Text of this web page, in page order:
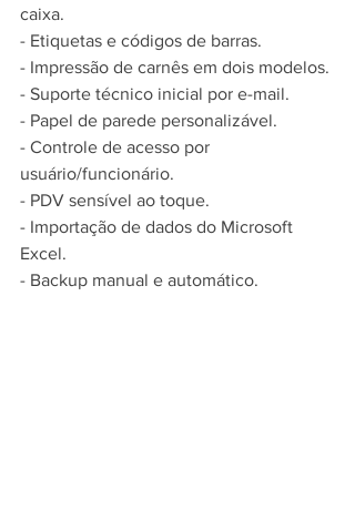
caixa.
- Etiquetas e códigos de barras.
- Impressão de carnês em dois modelos.
- Suporte técnico inicial por e-mail.
- Papel de parede personalizável.
- Controle de acesso por
usuário/funcionário.
- PDV sensível ao toque.
- Importação de dados do Microsoft
Excel.
- Backup manual e automático.